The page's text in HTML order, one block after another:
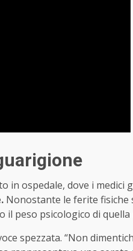
in ospedale, dove i medici
Nonostante le ferite fisiche
il peso psicologico di quella
spezzata. “Non